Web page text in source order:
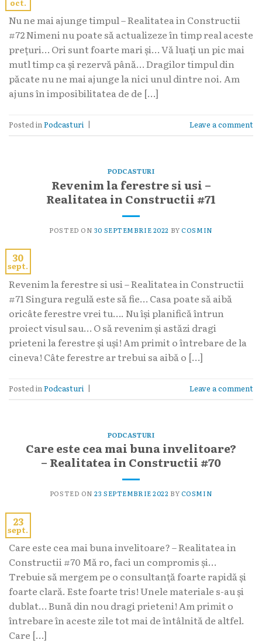
oct.
Nu ne mai ajunge timpul – Realitatea in Constructii
#72 Nimeni nu poate să actualizeze în timp real aceste
prețuri… Ori sunt foarte mari și… Vă luați un pic mai
mutl timp ca și rezervă până… Dragilor timpul din
păcate nu ne mai ajunge la nici unul dintre noi. Am
ajuns în imposibilitatea de de […]
Posted inPodcasturi | Leave a comment
PODCASTURI
Revenim la ferestre si usi –
Realitatea in Constructii #71
POSTED ON 30 SEPTEMBRIE 2022 BYCOSMIN
30
sept.
Revenim la ferestre si usi – Realitatea in Constructii
#71 Singura regulă este să fie… Casa poate să aibă
oricâte ferestre vrei tu…. Nu își planifică întrun
proiect visul sau… O să revenim și astăzi dragi
prieteni la ferestre și uși! Am primit o întrebare de la
cineva! Câte ferestre ar trebui sa aibă o […]
Posted inPodcasturi | Leave a comment
PODCASTURI
Care este cea mai buna invelitoare?
– Realitatea in Constructii #70
POSTED ON23 SEPTEMBRIE 2022 BYCOSMIN
23
sept.
Care este cea mai buna invelitoare? – Realitatea in
Constructii #70 Mă ro, faci un compromis și…
Trebuie să mergem pe o consultanță foarte rapidă și
foarte clară. Este foarte tris! Unele materiale s-au și
dublat… Bună din nou dragi prieteni! Am primit o
întrebare în aceste zile tot mai de întâlnită de altfel.
Care […]